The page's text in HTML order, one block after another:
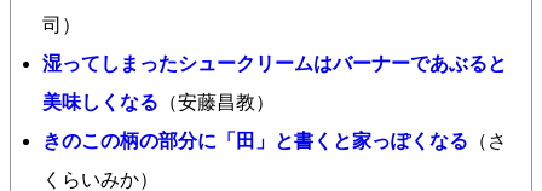
司）
湿ってしまったシュークリームはバーナーであぶると
美味しくなる （安藤昌教）
きのこの柄の部分に「田」と書くと家っぽくなる （さ
くらいみか）